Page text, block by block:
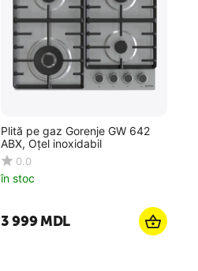
Plită pe gaz Gorenje GW 642
ABX, Oțel inoxidabil
0.0
în stoc
3 999MDL